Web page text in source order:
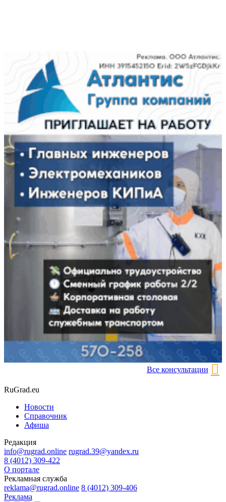
Все консультации
RuGrad.eu
Новости
Справочник
Афиша
Редакция
info@rugrad.online rugrad.39@yandex.ru
8 (4012) 309-422
О портале
Рекламная служба
reklama@rugrad.online 8 (4012) 309-406
Реклама